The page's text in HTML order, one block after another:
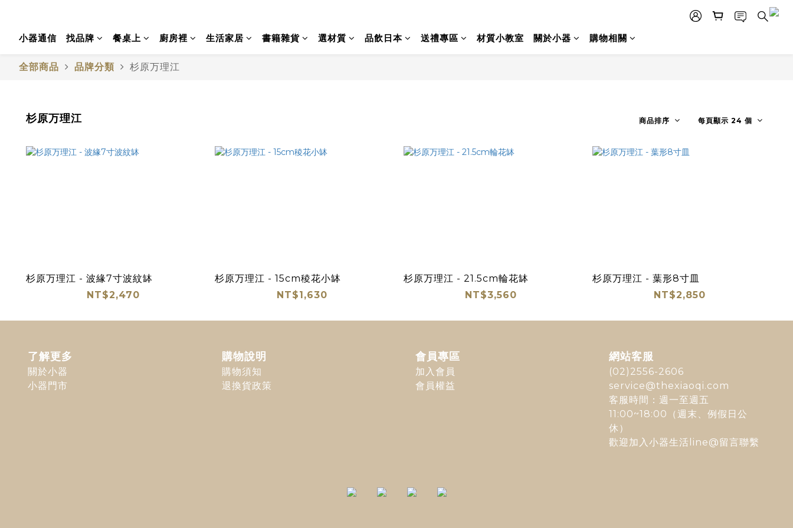
小器通信 找品牌 餐桌上 廚房裡 生活家居 書籍雜貨 選材質 品飲日本 送禮專區 材質小教室 關於小器 購物相關
全部商品 品牌分類 杉原万理江
杉原万理江 商品排序 每頁顯示 24 個
杉原万理江 - 波緣7寸波紋缽
NT$2,470
杉原万理江 - 15cm稜花小缽
NT$1,630
杉原万理江 - 21.5cm輪花缽
NT$3,560
杉原万理江 - 葉形8寸皿
NT$2,850
了解更多
關於小器
小器門市
購物說明
購物須知
退換貨政策
會員專區
加入會員
會員權益
網站客服
(02)2556-2606
service@thexiaoqi.com
客服時間：週一至週五
11:00~18:00（週末、例假日公
休）
歡迎加入 小器生活line@留言聯繫